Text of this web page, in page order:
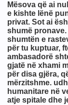
Mësova që ai
e kishte lënë
privat. Sot ai
shumë
shumtën e
për tu kuptuar,
ambasadorë
gjatë në xhami
për disa gjëra,
mërzitshme.
humanitare në
atje spitale dhe